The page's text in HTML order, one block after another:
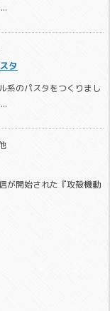
タ
系のパスタをつくりまし
が開始された『攻殻機動